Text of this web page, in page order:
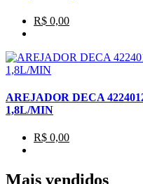
R$ 0,00
AREJADOR DECA
1,8L/MIN
R$ 0,00
Mais vendidos